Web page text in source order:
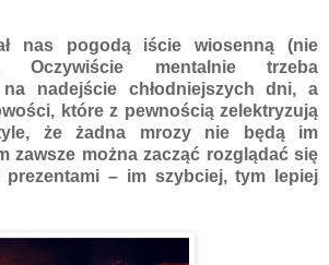
nas pogodą iście wiosenną (nie
Oczywiście mentalnie trzeba
nadejście chłodniejszych dni, a
które z pewnością zelektryzują
że żadna mrozy nie będą im
zawsze można zacząć rozglądać się
prezentami – im szybciej, tym lepiej